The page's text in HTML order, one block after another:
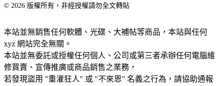
© 2026 版權所有，非經授權請勿全文轉貼
本站並無銷售任何軟體、光碟、大補帖等商品，本站與任何
xyz 網站完全無關。
本站並無委託或授權任何個人、公司或第三者承辦任何電腦維
修買賣、宣傳推廣或商品銷售之業務，
若發現盜用 "重灌狂人" 或 "不來恩" 名義之行為，請協助通報